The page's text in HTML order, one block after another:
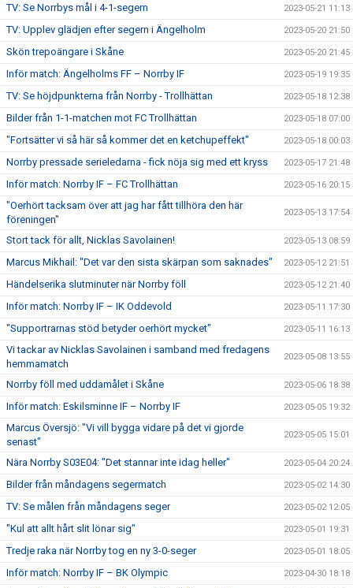
TV: Se Norrbys mål i 4-1-segern 2023-05-21 11:13
TV: Upplev glädjen efter segern i Ängelholm 2023-05-20 21:50
Skön trepoängare i Skåne 2023-05-20 21:45
Inför match: Ängelholms FF – Norrby IF 2023-05-19 19:35
TV: Se höjdpunkterna från Norrby - Trollhättan 2023-05-18 12:38
Bilder från 1-1-matchen mot FC Trollhättan 2023-05-18 07:00
"Fortsätter vi så här så kommer det en ketchupeffekt" 2023-05-18 00:03
Norrby pressade serieledarna - fick nöja sig med ett kryss 2023-05-17 21:48
Inför match: Norrby IF – FC Trollhättan 2023-05-16 20:15
"Oerhört tacksam över att jag har fått tillhöra den här
föreningen"
2023-05-13 17:54
Stort tack för allt, Nicklas Savolainen! 2023-05-13 08:59
Marcus Mikhail: "Det var den sista skärpan som saknades" 2023-05-12 21:51
Händelserika slutminuter när Norrby föll 2023-05-12 21:40
Inför match: Norrby IF – IK Oddevold 2023-05-11 17:30
"Supportrarnas stöd betyder oerhört mycket" 2023-05-11 16:13
Vi tackar av Nicklas Savolainen i samband med fredagens
hemmamatch
2023-05-08 13:55
Norrby föll med uddamålet i Skåne 2023-05-06 18:38
Inför match: Eskilsminne IF – Norrby IF 2023-05-05 19:32
Marcus Översjö: "Vi vill bygga vidare på det vi gjorde
senast"
2023-05-05 15:01
Nära Norrby S03E04: "Det stannar inte idag heller" 2023-05-04 20:24
Bilder från måndagens segermatch 2023-05-02 14:30
TV: Se målen från måndagens seger 2023-05-02 12:05
"Kul att allt hårt slit lönar sig" 2023-05-01 19:31
Tredje raka när Norrby tog en ny 3-0-seger 2023-05-01 18:05
Inför match: Norrby IF – BK Olympic 2023-04-30 18:18